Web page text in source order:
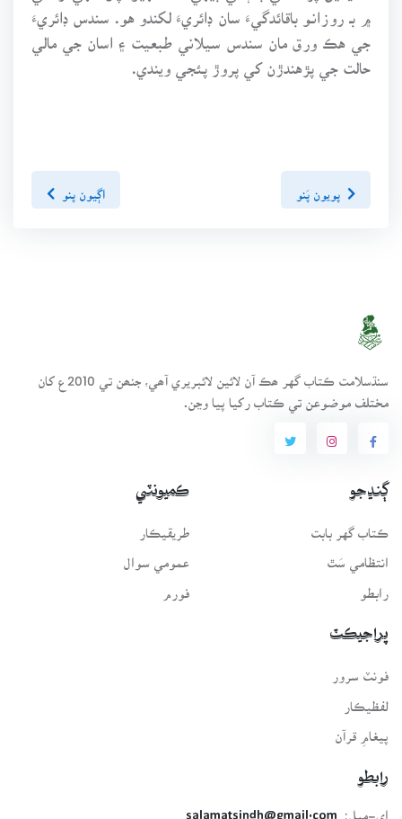
۾ بـ روزانـو باقائدگيءَ سان ڊائريءَ لکندو هو. سندس ڊائريءَ
جي هڪ ورق مان سندس سيلاني طبعيت ۽ اسان جي مالي
حالت جي پڙهندڙن کي پروڙ پئجي ويندي.
اڳيون پنو
سنڌسلامت ڪتاب گهر ھڪ آن لائين لائبريري آھي، جنھن تي 2010ع کان
مختلف موضوعن تي ڪتاب رکيا پيا وڃن.
ڳنڍجو
ڪتاب گهر بابت
انتظامي سَٿ
رابطو
ڪميونٽي
طريقيڪار
عمومي سوال
فورم
پراجيڪٽ
فونٽ سرور
لفظيڪار
پيغامِ قرآن
رابطو
اي-ميل: